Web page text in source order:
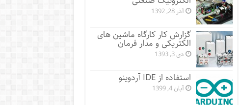
آذر 28, 1392
گزارش کار کارگاه ماشین های
الکتریکی و مدار فرمان
دی 3, 1393
استفاده از IDE آردوینو
آبان 4, 1399